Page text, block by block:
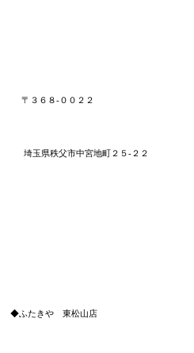
〒３６８-００２２
埼玉県秩父市中宮地町２５-２２
◆ふたきや 東松山店